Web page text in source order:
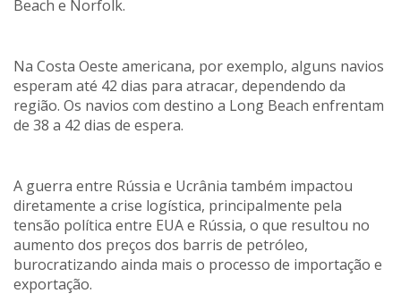
Beach e Norfolk.
Na Costa Oeste americana, por exemplo, alguns navios
esperam até 42 dias para atracar, dependendo da
região. Os navios com destino a Long Beach enfrentam
de 38 a 42 dias de espera.
A guerra entre Rússia e Ucrânia também impactou
diretamente a crise logística, principalmente pela
tensão política entre EUA e Rússia, o que resultou no
aumento dos preços dos barris de petróleo,
burocratizando ainda mais o processo de importação e
exportação.